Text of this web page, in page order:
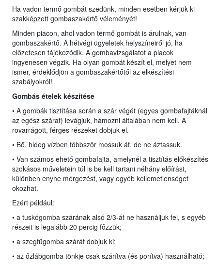
Ha vadon termő gombát szedünk, minden esetben kérjük ki
szakképzett gombaszakértő véleményét!
Minden piacon, ahol vadon termő gombát is árulnak, van
gombaszakértő. A hétvégi ügyeletek helyszíneiről jó, ha
előzetesen tájékozódik. A gombavizsgálatot a piacok
ingyenesen végzik. Ha olyan gombát készít el, melyet nem
ismer, érdeklődjön a gombaszakértőtől az elkészítési
szabályokról!
Gombás ételek készítése
• A gombák tisztítása során a szár végét (egyes gombafajtáknál
az egész szárat) levágjuk, hámozni általában nem kell. A
rovarrágott, férges részeket dobjuk el.
• Bő, hideg vízben többször mossuk át, de ne áztassuk.
• Van számos ehető gombafajta, amelynél a tisztítás előkészítés
szokásos műveletein túl is be kell tartani néhány előírást,
különben enyhe mérgezést, vagy egyéb kellemetlenséget
okozhat.
Ezért például:
• a tuskógomba szárának alsó 2/3-át ne használjuk fel, s egyéb
részeit is legalább 20 percig főzzük;
• a szegfűgomba szárát dobjuk ki;
• az őzlábgomba tönkje csak szárítva (és porítva) használható;